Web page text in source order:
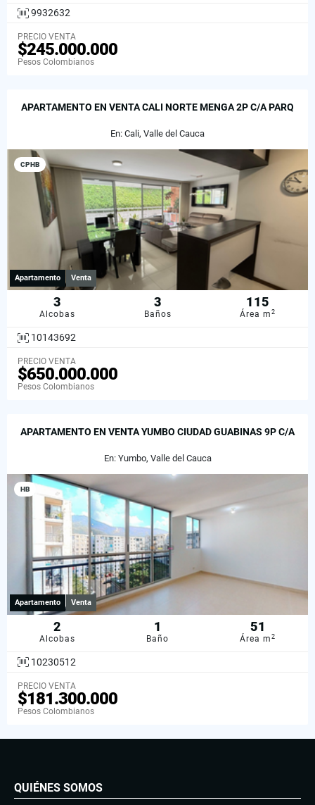
9932632
PRECIO VENTA
$245.000.000
Pesos Colombianos
APARTAMENTO EN VENTA CALI NORTE MENGA 2P C/A PARQ
En: Cali, Valle del Cauca
CPHB
Apartamento Venta
3
Alcobas
3
Baños
115
Área m2
10143692
PRECIO VENTA
$650.000.000
Pesos Colombianos
APARTAMENTO EN VENTA YUMBO CIUDAD GUABINAS 9P C/A
En: Yumbo, Valle del Cauca
HB
Apartamento Venta
2
Alcobas
1
Baño
51
Área m2
10230512
PRECIO VENTA
$181.300.000
Pesos Colombianos
QUIÉNES SOMOS